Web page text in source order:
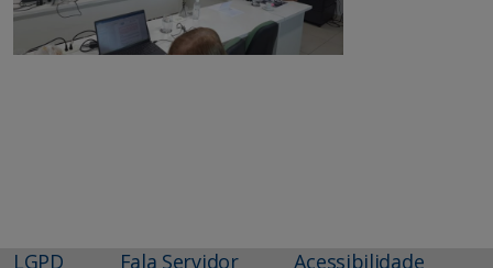
LGPD Fala Servidor Acessibilidade